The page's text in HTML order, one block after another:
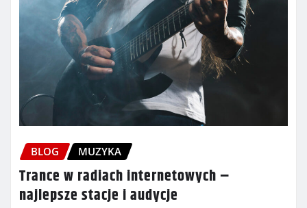
BLOG MUZYKA
Trance w radiach internetowych –
najlepsze stacje i audycje